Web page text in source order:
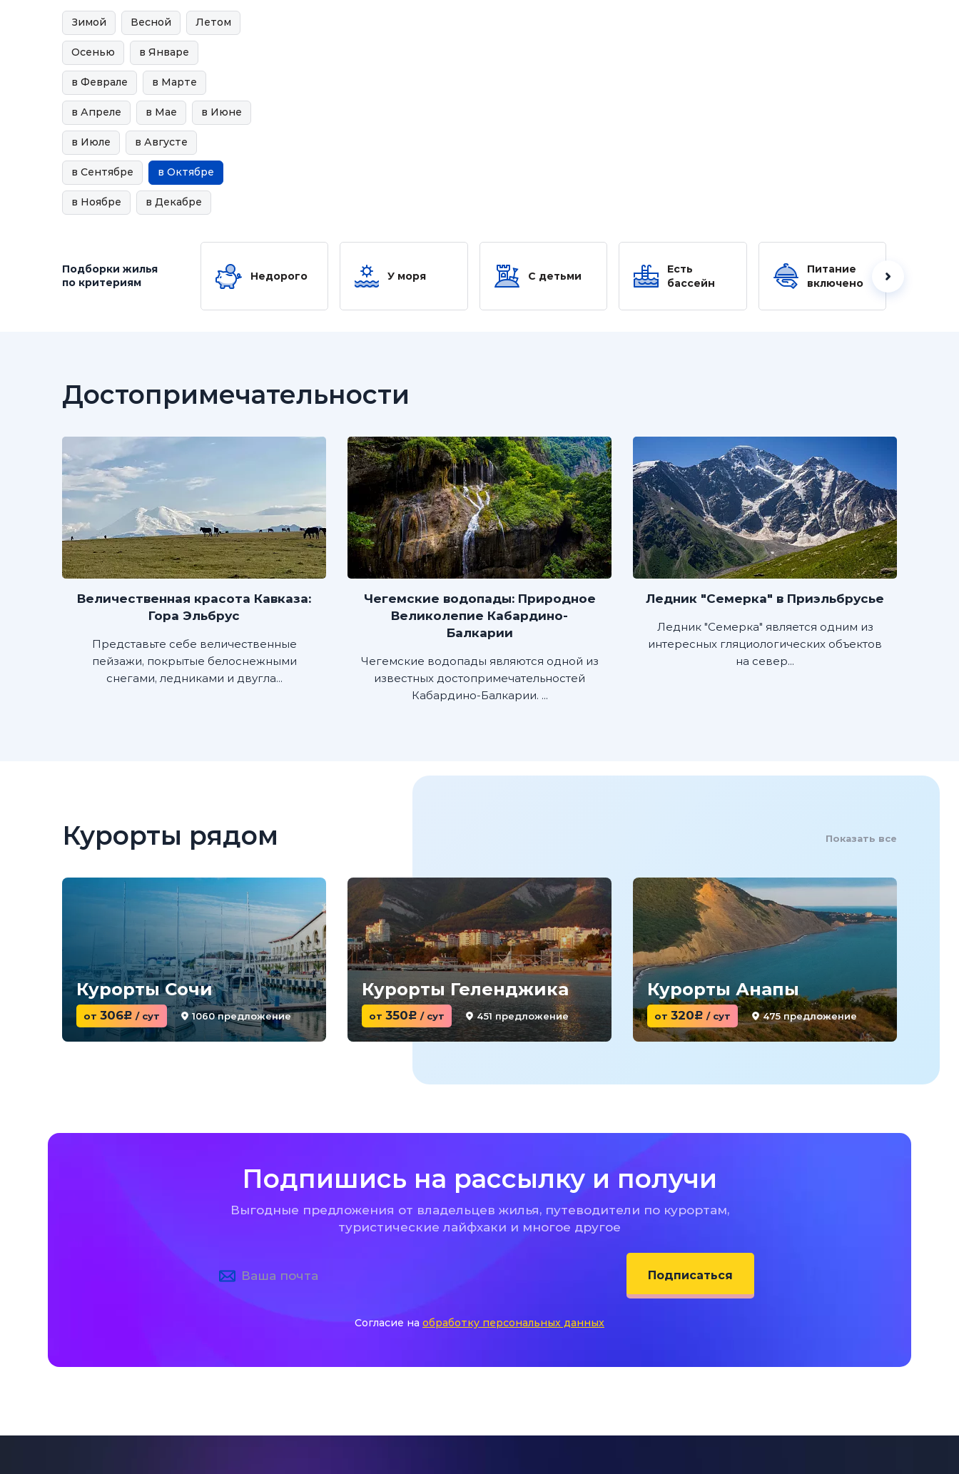
Зимой Весной Летом
Осенью в Январе
в Феврале в Марте
в Апреле в Мае в Июне
в Июле в Августе
в Сентябре в Октябре
в Ноябре в Декабре
Подборки жилья
по критериям
Недорого У моря С детьми
Есть
бассейн
Питание
включено
Достопримечательности
Величественная красота Кавказа:
Гора Эльбрус
Представьте себе величественные
пейзажи, покрытые белоснежными
снегами, ледниками и двугла...
Чегемские водопады: Природное
Великолепие Кабардино-
Балкарии
Чегемские водопады являются одной из
известных достопримечательностей
Кабардино-Балкарии. ...
Ледник "Семерка" в Приэльбрусье
Ледник "Семерка" является одним из
интересных гляциологических объектов
на север...
Курорты рядом
Курорты Сочи
от 306c / сут 1060 предложение
Курорты Геленджика
от 350c / сут 451 предложение
Курорты Анапы
от 320c / сут 475 предложение
Показать все
Подпишись на рассылку и получи
Выгодные предложения от владельцев жилья, путеводители по курортам,
туристические лайфхаки и многое другое
Подписаться
Согласие на обработку персональных данных